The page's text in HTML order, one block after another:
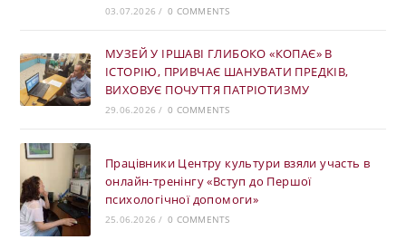
03.07.2026 / 0 COMMENTS
МУЗЕЙ У ІРШАВІ ГЛИБОКО «КОПАЄ» В
ІСТОРІЮ, ПРИВЧАЄ ШАНУВАТИ ПРЕДКІВ,
ВИХОВУЄ ПОЧУТТЯ ПАТРІОТИЗМУ
29.06.2026 / 0 COMMENTS
Працівники Центру культури взяли участь в
онлайн-тренінгу «Вступ до Першої
психологічної допомоги»
25.06.2026 / 0 COMMENTS